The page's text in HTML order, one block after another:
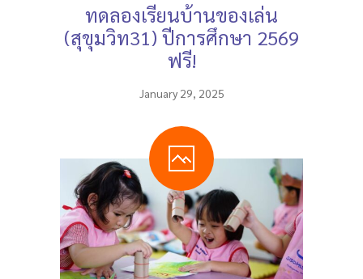
ทดลองเรียนบ้านของเล่น
(สุขุมวิท31) ปีการศึกษา 2569
ฟรี!
January 29, 2025